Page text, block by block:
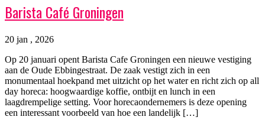
Barista Café Groningen
20 jan , 2026
Op 20 januari opent Barista Cafe Groningen een nieuwe vestiging
aan de Oude Ebbingestraat. De zaak vestigt zich in een
monumentaal hoekpand met uitzicht op het water en richt zich op all
day horeca: hoogwaardige koffie, ontbijt en lunch in een
laagdrempelige setting. Voor horecaondernemers is deze opening
een interessant voorbeeld van hoe een landelijk […]